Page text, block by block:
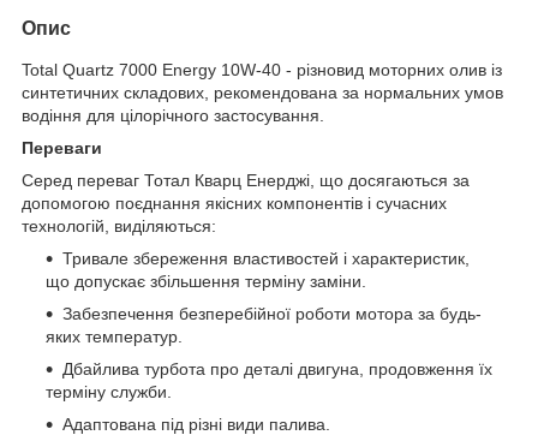
Опис
Total Quartz 7000 Energy 10W-40 - різновид моторних олив із
синтетичних складових, рекомендована за нормальних умов
водіння для цілорічного застосування.
Переваги
Серед переваг Тотал Кварц Енерджі, що досягаються за
допомогою поєднання якісних компонентів і сучасних
технологій, виділяються:
Тривале збереження властивостей і характеристик,
що допускає збільшення терміну заміни.
Забезпечення безперебійної роботи мотора за будь-
яких температур.
Дбайлива турбота про деталі двигуна, продовження їх
терміну служби.
Адаптована під різні види палива.